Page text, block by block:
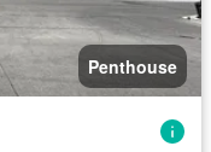
Penthouse